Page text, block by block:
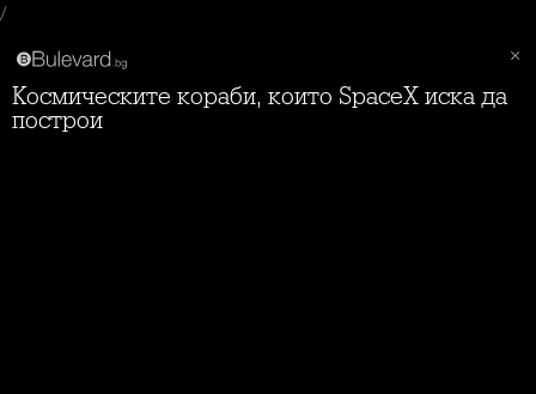
/
Космическите кораби, които SpaceX иска да
построи